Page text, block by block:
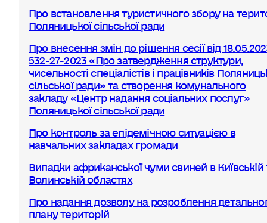
Про встановлення туристичного збору на
Поляницької сільської ради
Про внесення змін до рішення сесії від
532-27-2023 «Про затвердження структури,
чисельності спеціалістів і працівників
сільської ради» та створення комунального
закладу «Центр надання соціальних послуг»
Поляницької сільської ради
Про контроль за епідемічною ситуацією в
навчальних закладах громади
Випадки африканської чуми свиней в Київській
Волинській областях
Про надання дозволу на розроблення
плану територій